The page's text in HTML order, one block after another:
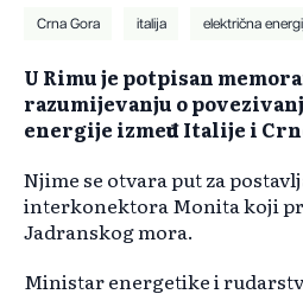
Crna Gora italija električna
U Rimu je potpisan
razumijevanju o
energije između Italije i
Njime se otvara put za
interkonektora Monita koji
Jadranskog mora.
Ministar energetike i